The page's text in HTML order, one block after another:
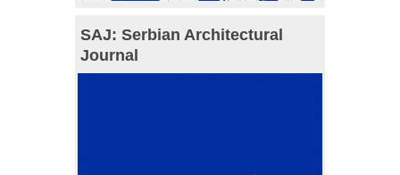
SAJ: Serbian Architectural
Journal